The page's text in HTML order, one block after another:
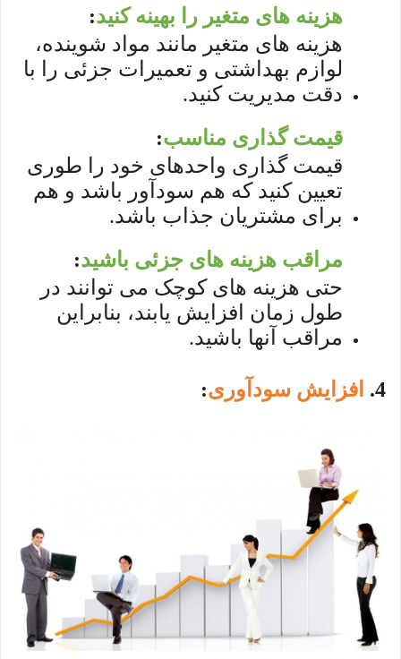
هزینه های متغیر را بهینه کنید:
هزینه های متغیر مانند مواد شوینده،
لوازم بهداشتی و تعمیرات جزئی را با
دقت مدیریت کنید.
قیمت گذاری مناسب:
قیمت گذاری واحدهای خود را طوری
تعیین کنید که هم سودآور باشد و هم
برای مشتریان جذاب باشد.
مراقب هزینه های جزئی باشید:
حتی هزینه های کوچک می توانند در
طول زمان افزایش یابند، بنابراین
مراقب آنها باشید.
4. افزایش سودآوری: